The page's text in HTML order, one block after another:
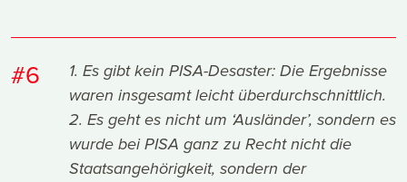
#6
1. Es gibt kein PISA-Desaster: Die Ergebnisse
waren insgesamt leicht überdurchschnittlich.
2. Es geht es nicht um ‘Ausländer’, sondern es
wurde bei PISA ganz zu Recht nicht die
Staatsangehörigkeit, sondern der